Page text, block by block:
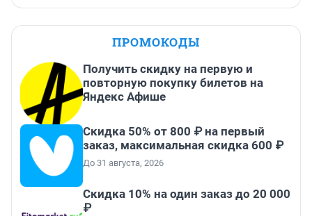
ПРОМОКОДЫ
Получить скидку на первую и
повторную покупку билетов на
Яндекс Афише
Скидка 50% от 800 ₽ на первый
заказ, максимальная скидка 600 ₽
До 31 августа, 2026
Скидка 10% на один заказ до 20 000
₽